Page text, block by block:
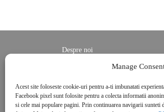
Manage
Acest site foloseste cookie-uri pentru a-ti imbunatati
Facebook pixel sunt folosite pentru a colecta informatii
si cele mai populare pagini. Prin continuarea navigarii sunteti
Despre noi
Politica de cookies